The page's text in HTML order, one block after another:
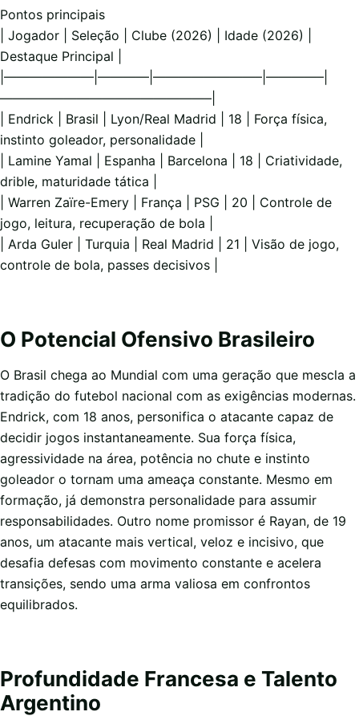
Pontos principais
| Jogador | Seleção | Clube (2026) | Idade (2026) |
Destaque Principal |
|———————|————|————————–|————–|
————————————————–|
| Endrick | Brasil | Lyon/Real Madrid | 18 | Força física,
instinto goleador, personalidade |
| Lamine Yamal | Espanha | Barcelona | 18 | Criatividade,
drible, maturidade tática |
| Warren Zaïre-Emery | França | PSG | 20 | Controle de
jogo, leitura, recuperação de bola |
| Arda Guler | Turquia | Real Madrid | 21 | Visão de jogo,
controle de bola, passes decisivos |
O Potencial Ofensivo Brasileiro
O Brasil chega ao Mundial com uma geração que mescla a
tradição do futebol nacional com as exigências modernas.
Endrick, com 18 anos, personifica o atacante capaz de
decidir jogos instantaneamente. Sua força física,
agressividade na área, potência no chute e instinto
goleador o tornam uma ameaça constante. Mesmo em
formação, já demonstra personalidade para assumir
responsabilidades. Outro nome promissor é Rayan, de 19
anos, um atacante mais vertical, veloz e incisivo, que
desafia defesas com movimento constante e acelera
transições, sendo uma arma valiosa em confrontos
equilibrados.
Profundidade Francesa e Talento
Argentino